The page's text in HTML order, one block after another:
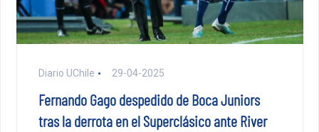
Diario UChile 29-04-2025
Fernando Gago despedido de Boca Juniors
tras la derrota en el Superclásico ante River